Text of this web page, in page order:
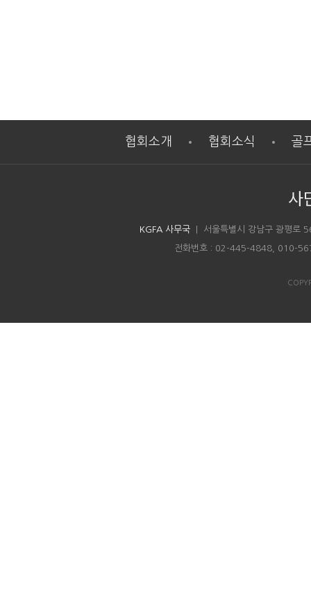
협회소개 협회소식 골
사
KGFA 사무국 | 서울특별시 강남구 광평
전화번호 : 02-445-4848, 010-